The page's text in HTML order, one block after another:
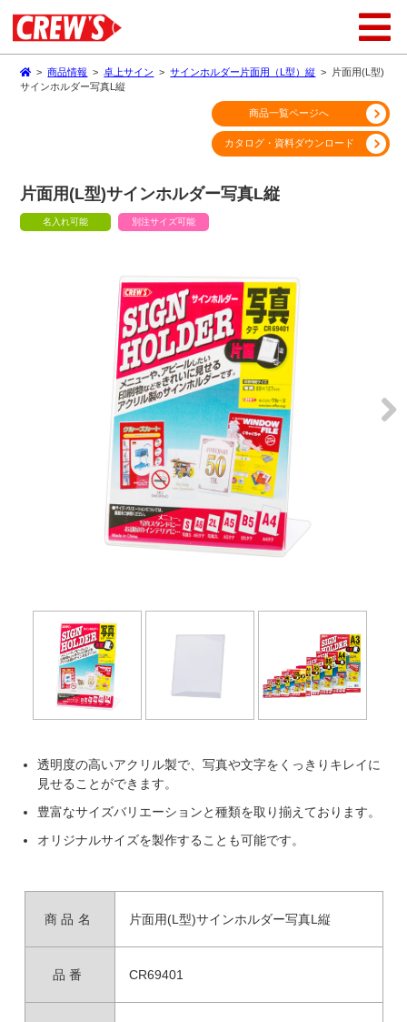
>商品情報 >卓上サイン >サインホルダー片面用（L型）縦 >
片面用(L型)
サインホルダー写真L縦
片面用(L型)サインホルダー写真L縦
名入れ可能 別注サイズ可能
商品一覧ページへ
カタログ・資料ダウンロード
透明度の高いアクリル製で、写真や文字をくっきりキレイに
見せることができます。
豊富なサイズバリエーションと種類を取り揃えております。
オリジナルサイズを製作することも可能です。
商品名 片面用(L型)サインホルダー写真L縦
品番 CR69401